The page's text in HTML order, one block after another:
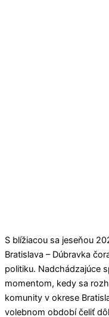
S blížiacou sa jeseňou
Bratislava – Dúbravka
politiku. Nadchádzajúce
momentom, kedy sa
komunity v okrese
volebnom období čeliť